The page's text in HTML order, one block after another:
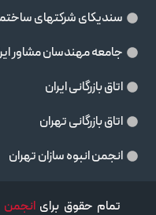
سندیکای شرکتهای
جامعه مهندسان مشاور
اتاق بازرگانی ایران
اتاق بازرگانی تهران
انجمن انبوه سازان تهران
تمام حقوق برای انجمن